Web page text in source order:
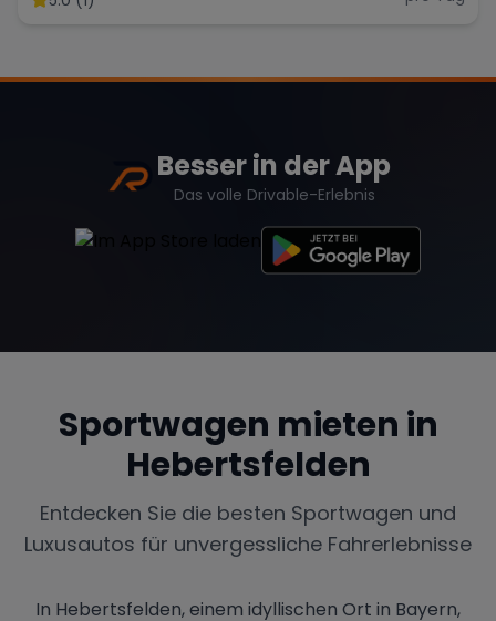
Besser in der App
Das volle Drivable-Erlebnis
Sportwagen mieten in
Hebertsfelden
Entdecken Sie die besten Sportwagen und
Luxusautos für unvergessliche Fahrerlebnisse
In Hebertsfelden, einem idyllischen Ort in Bayern,